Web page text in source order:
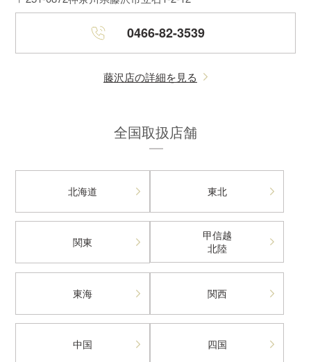
0466-82-3539
藤沢店の詳細を見る
全国取扱店舗
北海道 東北
関東
甲信越
北陸
東海 関西
中国 四国